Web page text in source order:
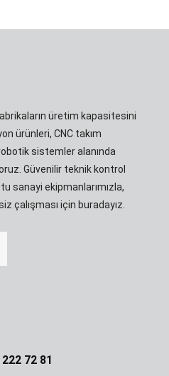
üretim kapasitesini
ürünleri, CNC takım
sistemler alanında
Güvenilir teknik kontrol
sanayi ekipmanlarımızla,
çalışması için buradayız.
72 81